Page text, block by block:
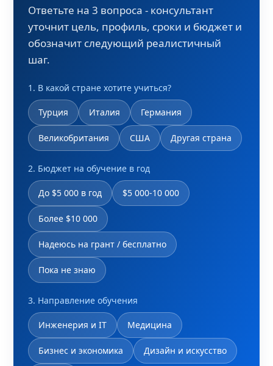
Ответьте на 3 вопроса - консультант
уточнит цель, профиль, сроки и бюджет и
обозначит следующий реалистичный
шаг.
1. В какой стране хотите учиться?
Турция Италия Германия
Великобритания США Другая страна
2. Бюджет на обучение в год
До $5 000 в год $5 000-10 000
Более $10 000
Надеюсь на грант / бесплатно
Пока не знаю
3. Направление обучения
Инженерия и IT Медицина
Бизнес и экономика Дизайн и искусство